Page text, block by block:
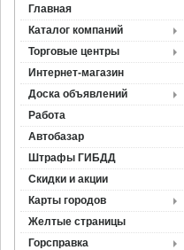
Главная
Каталог компаний
Торговые центры
Интернет-магазин
Доска объявлений
Работа
Автобазар
Штрафы ГИБДД
Скидки и акции
Карты городов
Желтые страницы
Горсправка